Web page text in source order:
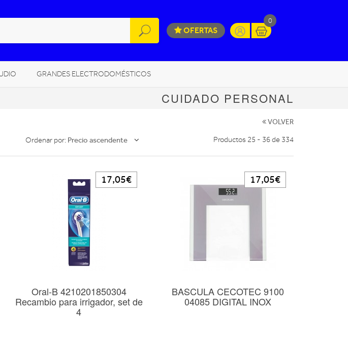
OFERTAS
0
GRANDES ELECTRODOMÉSTICOS
INFORMÁTICA MOVILIDAD URBANA
CUIDADO PERSONAL
VOLVER
Ordenar por: Precio ascendente Productos 25 - 36 de 334
Oral-B 4210201850304
Recambio para irrigador, set de
4
17,05€
BASCULA CECOTEC 9100
04085 DIGITAL INOX
17,05€